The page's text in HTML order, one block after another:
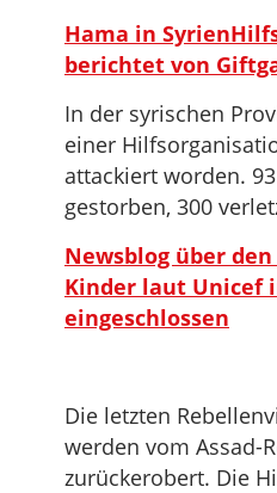
Hama in
berichtet von
In der syrischen
einer
attackiert worden.
gestorben, 300
Newsblog über
Kinder laut Unicef
eingeschlossen
Die letzten
werden vom Assad-
zurückerobert. Die